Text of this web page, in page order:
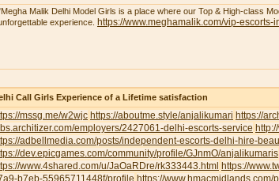
Malik Delhi Model Girls is a place where our Top & High-class
experience.
https://www.meghamalik.com/vip-escorts-
Call Girls Experience of a Lifetime satisfaction
mssg.me/w2wjc https://aboutme.style/anjalikumari https://
employers/2427061-delhi-escorts-service
adbellmedia.com/posts/independent-escorts-delhi-hire-
dev.epicgames.com/community/profile/GJnmO/anjalikumaris
www.4shared.com/u/JaOaRDre/rk333443.html https://
b7eb-55965711448f/profile https://